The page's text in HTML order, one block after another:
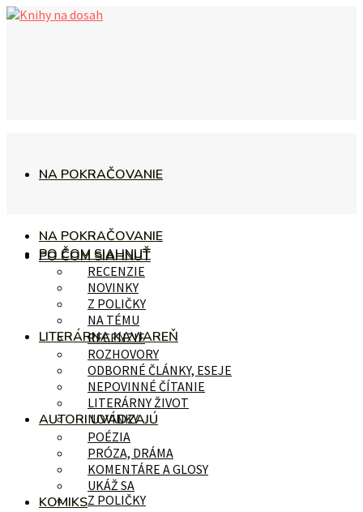
NA POKRAČOVANIE
PO ČOM SIAHNUŤ
RECENZIE
NOVINKY
Z POLIČKY
NA POKRAČOVANIE
PO ČOM SIAHNUŤ
RECENZIE
NOVINKY
Z POLIČKY
NA TÉMU
LITERÁRNA KAVIAREŇ
ROZHOVORY
ODBORNÉ ČLÁNKY, ESEJE
NEPOVINNÉ ČÍTANIE
LITERÁRNY ŽIVOT
AUTORI UVÁDZAJÚ
POÉZIA
PRÓZA, DRÁMA
KOMENTÁRE A GLOSY
UKÁŽ SA
KOMIKS